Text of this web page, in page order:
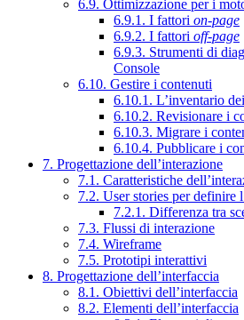
6.9. Ottimizzazione per i
6.9.1. I fattori on-page
6.9.2. I fattori off-page
6.9.3. Strumenti di
Console
6.10. Gestire i contenuti
6.10.1. L’inventario
6.10.2. Revisionare i
6.10.3. Migrare i
6.10.4. Pubblicare i
7. Progettazione dell’interazione
7.1. Caratteristiche
7.2. User stories per definire
7.2.1. Differenza tra
7.3. Flussi di interazione
7.4. Wireframe
7.5. Prototipi interattivi
8. Progettazione dell’interfaccia
8.1. Obiettivi dell’interfaccia
8.2. Elementi dell’interfaccia